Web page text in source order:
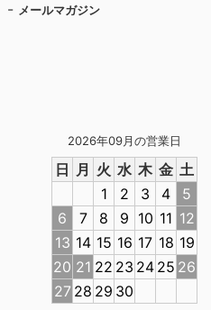
2026年09月の営業日
日 月 火 水 木 金 土
1
2 3 4
5
6
7 8 9 10 11 12
13 14 15 16 17 18 19
20 21 22 23 24 25 26
27 28 29 30
メールマガジン